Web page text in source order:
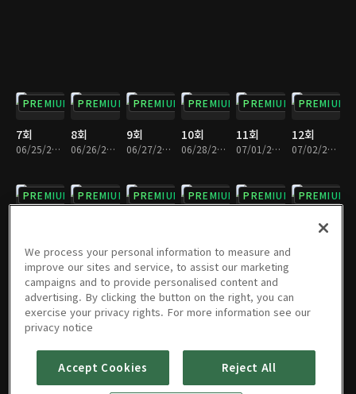
PREMIUM
7회
06/25/2024 • 32분
PREMIUM
8회
06/26/2024 • 32분
PREMIUM
9회
06/27/2024 • 31분
PREMIUM
10회
06/28/2024 • 32분
PREMIUM
11회
07/01/2024 • 33분
PREMIUM
12회
07/02/2024 • 31분
PREMIUM PREMIUM PREMIUM PREMIUM PREMIUM PREMIUM
PREMIUM
19회
07/11/2024 • 32분
PREMIUM
20회
PREMIUM
21회
PREMIUM
22회
PREMIUM
23회 24회
PREMIUM PREMIUM
We process your personal information to measure and
improve our sites and service, to assist our marketing
campaigns and to provide personalised content and
advertising. By clicking the button on the right, you can
exercise your privacy rights. For more information see our
privacy notice
Accept Cookies Reject All